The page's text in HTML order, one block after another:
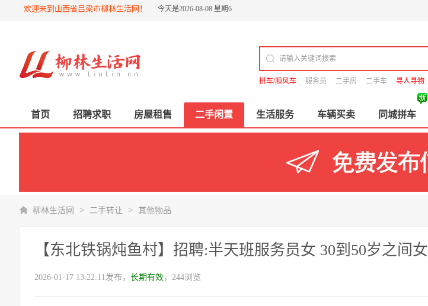
欢迎来到山西省吕梁市柳林生活网！ 今天是2026-08-08 星期6
拼车/顺风车 服务员 二手房 二手车 寻人寻物
首页 招聘求职 房屋租售 二手闲置 生活服务 车辆买卖 同城拼车
柳林生活网 > 二手转让 > 其他物品
【东北铁锅炖鱼村】招聘:半天班服务员女 30到50岁之间女
2026-01-17 13:22:11发布， 长期有效，244浏览